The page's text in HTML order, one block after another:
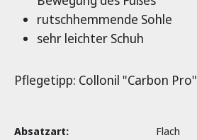
rutschhemmende Sohle
sehr leichter Schuh
Pflegetipp: Collonil "Carbon Pro"
Absatzart:
Flach